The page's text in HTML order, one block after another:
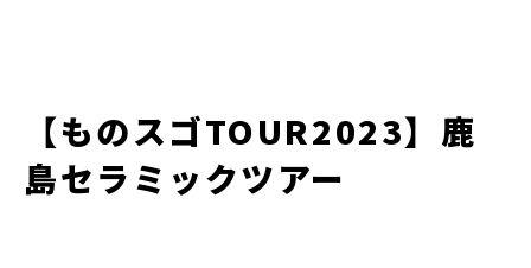
【ものスゴTOUR2023】鹿
島セラミックツアー